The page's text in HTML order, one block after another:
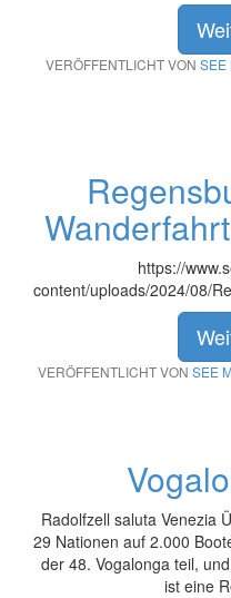
VERÖFFENTLICHT VON SEE
https://
content/uploads/2024/08/
VERÖFFENTLICHT VON SEE
Radolfzell saluta Venezia
29 Nationen auf 2.000
der 48. Vogalonga teil,
ist eine